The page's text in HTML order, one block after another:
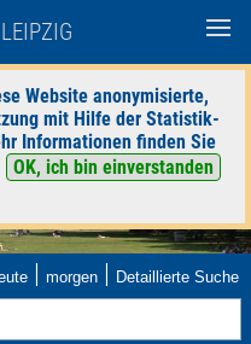
Website anonymisierte,
mit Hilfe der Statistik-
Informationen finden Sie
OK, ich bin einverstanden
| morgen | Detaillierte Suche